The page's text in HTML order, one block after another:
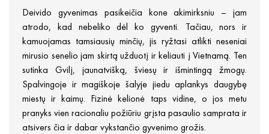
Deivido gyvenimas pasikeičia kone akimirksniu – jam
atrodo, kad nebeliko dėl ko gyventi. Tačiau, nors ir
kamuojamas tamsiausių minčių, jis ryžtasi atlikti neseniai
mirusio senelio jam skirtą užduotį ir keliauti į Vietnamą. Ten
sutinka Gvilį, jaunatvišką, šviesų ir išmintingą žmogų.
Spalvingoje ir magiškoje šalyje jiedu aplankys daugybę
miestų ir kaimų. Fizinė kelionė taps vidine, o jos metu
pranyks vien racionaliu požiūriu grįsta pasaulio samprata ir
atsivers čia ir dabar vykstančio gyvenimo grožis.